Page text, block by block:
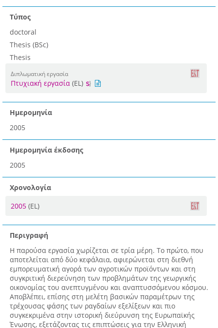
Τύπος
doctoral
Thesis (BSc)
Thesis
Διπλωματική εργασία
Πτυχιακή εργασία (EL)
Ημερομηνία
2005
Ημερομηνία έκδοσης
2005
Χρονολογία
2005 (EL)
Περιγραφή
Η παρούσα εργασία χωρίζεται σε τρία μέρη. Το πρώτο, που
αποτελείται από δύο κεφάλαια, αφιερώνεται στη διεθνή
εμπορευματική αγορά των αγροτικών προϊόντων και στη
συγκριτική διερεύνηση των προβλημάτων της γεωργικής
οικονομίας του ανεπτυγμένου και αναπτυσσόμενου κόσμου.
Αποβλέπει, επίσης στη μελέτη βασικών παραμέτρων της
τρέχουσας φάσης των ραγδαίων εξελίξεων και πιο
συγκεκριμένα στην ιστορική διεύρυνση της Ευρωπαϊκής
Ένωσης, εξετάζοντας τις επιπτώσεις για την Ελληνική